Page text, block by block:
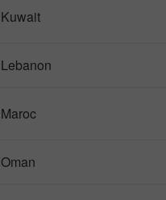
Kuwait
Lebanon
Maroc
Oman